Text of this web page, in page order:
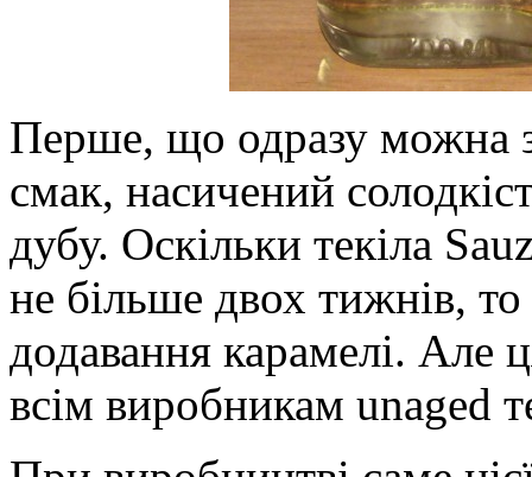
Перше, що одразу можна
смак, насичений
дубу. Оскільки текіла
не більше двох тижнів,
додавання карамелі. Але
всім виробникам unaged